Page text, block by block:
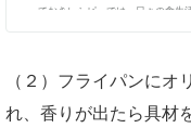
っておきレシピ」では、日々の食
（２）フライパンに
れ、香りが出たら具材